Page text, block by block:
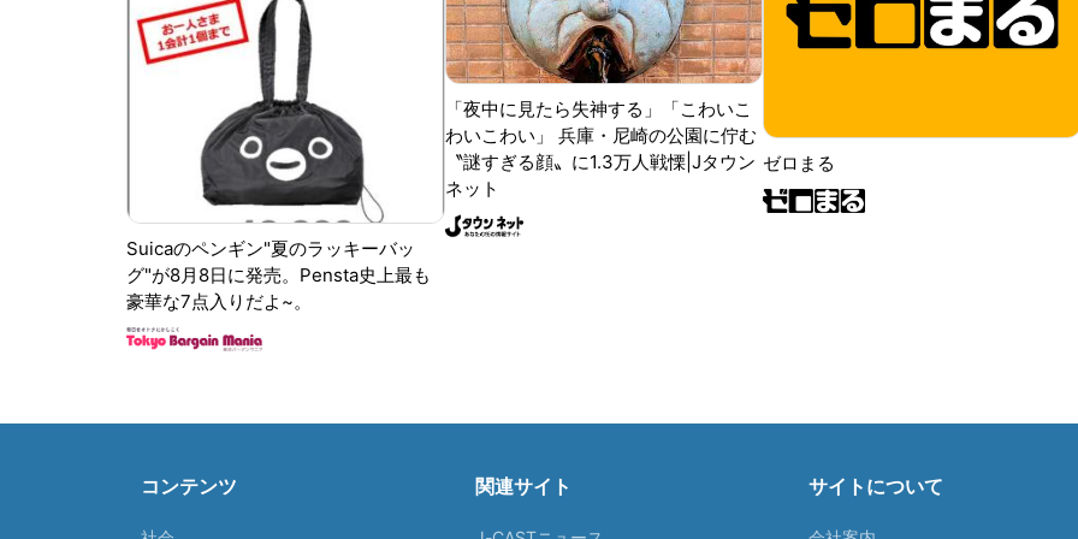
Suicaのペンギン"夏のラッキーバッ
グ"が8月8日に発売。Pensta史上最も
豪華な7点入りだよ~。
「夜中に見たら失神する」「こわいこ
わいこわい」 兵庫・尼崎の公園に佇む
〝謎すぎる顔〟に1.3万人戦慄|Jタウン
ネット
ゼロまる
コンテンツ 関連サイト サイトについて